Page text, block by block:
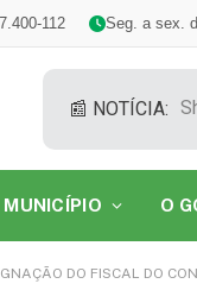
112 Seg. a sex.
📰 NOTÍCIA:
MUNICÍPIO O
DO FISCAL DO